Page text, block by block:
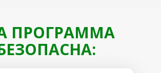
ПРОГРАММА